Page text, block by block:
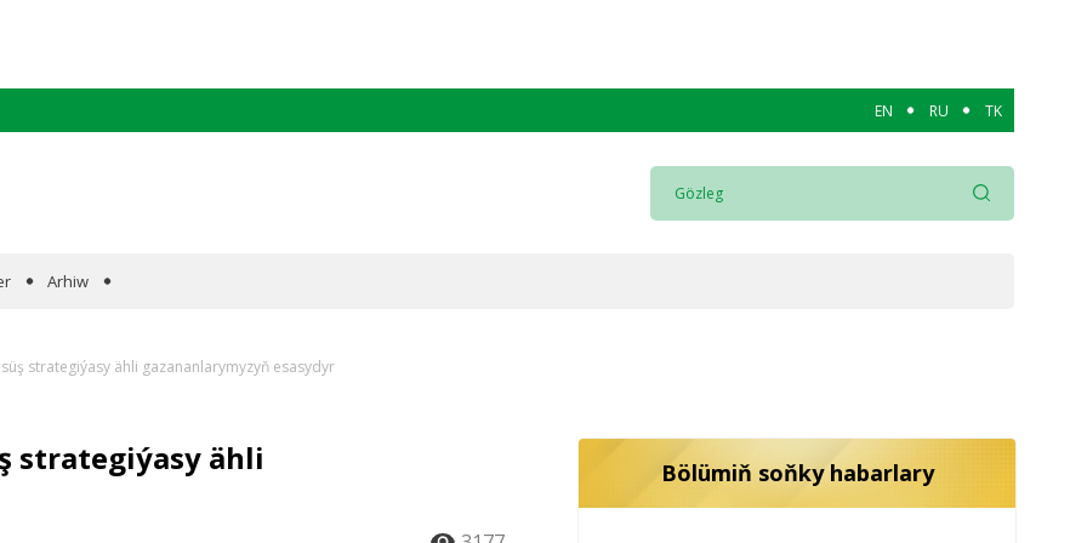
EN RU TK
Arhiw
strategiýasy ähli gazananlarymyzyň esasydyr
strategiýasy ähli
Bölümiň soňky habarlary